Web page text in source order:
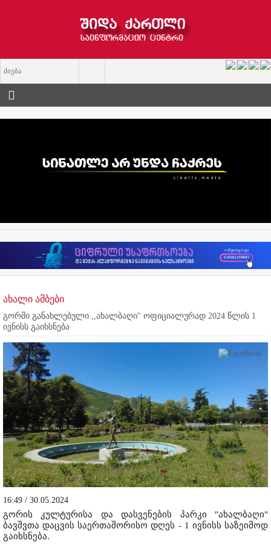
ახალი ამბები
გორში განახლებული ,,ახალბაღი'' ოფიციალურად 2024 წლის 1
ივნისს გაიხსნება
16:49 / 30.05.2024
გორის კულტურისა და დასვენების პარკი "ახალბაღი"
ბავშვთა დაცვის საერთაშორისო დღეს - 1 ივნისს საზეიმოდ
გაიხსნება.